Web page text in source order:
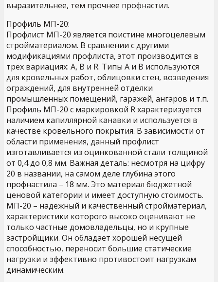
выразительнее, тем прочнее профнастил.
Профиль МП-20:
Профлист МП-20 является поистине многоцелевым
стройматериалом. В сравнении с другими
модификациями профлиста, этот производится в
трёх вариациях: А, В и R. Типы А и В используются
для кровельных работ, облицовки стен, возведения
ограждений, для внутренней отделки
промышленных помещений, гаражей, ангаров и т.п.
Профиль МП-20 с маркировкой R характеризуется
наличием капиллярной канавки и используется в
качестве кровельного покрытия. В зависимости от
области применения, данный профлист
изготавливается из оцинкованной стали толщиной
от 0,4 до 0,8 мм. Важная деталь: несмотря на цифру
20 в названии, на самом деле глубина этого
профнастила – 18 мм. Это материал бюджетной
ценовой категории и имеет доступную стоимость.
МП-20 – надёжный и качественный стройматериал,
характеристики которого высоко оценивают не
только частные домовладельцы, но и крупные
застройщики. Он обладает хорошей несущей
способностью, переносит большие статические
нагрузки и эффективно противостоит нагрузкам
динамическим.